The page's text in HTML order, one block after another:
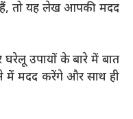
हैं, तो यह लेख आपकी मदद
उपायों के बारे में बात
में मदद करेंगे और साथ ही